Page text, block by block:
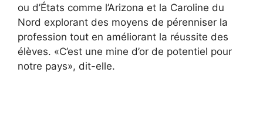
ou d’États comme l’Arizona et la Caroline du
Nord explorant des moyens de pérenniser la
profession tout en améliorant la réussite des
élèves. «C’est une mine d’or de potentiel pour
notre pays», dit-elle.